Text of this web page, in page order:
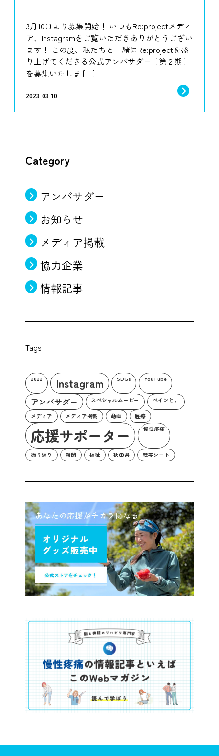
3月10日より募集開始！ いつもRe:projectメディ
ア、Instagramをご覧いただきありがとうござい
ます！ この度、私たちと一緒にRe:projectを盛
り上げてくださる公式アンバサダー［第２期］
を募集いたしま […]
2023. 03. 10
Category
アンバサダー
お知らせ
メディア掲載
協力企業
情報記事
Tags
2022 Instagram SDGs YouTube
アンバサダー スペシャルムービー ペインと。
メディア メディア掲載 動画 医療
応援サポーター 慢性疼痛
振り返り 新聞 福祉 秋田県 転写シート